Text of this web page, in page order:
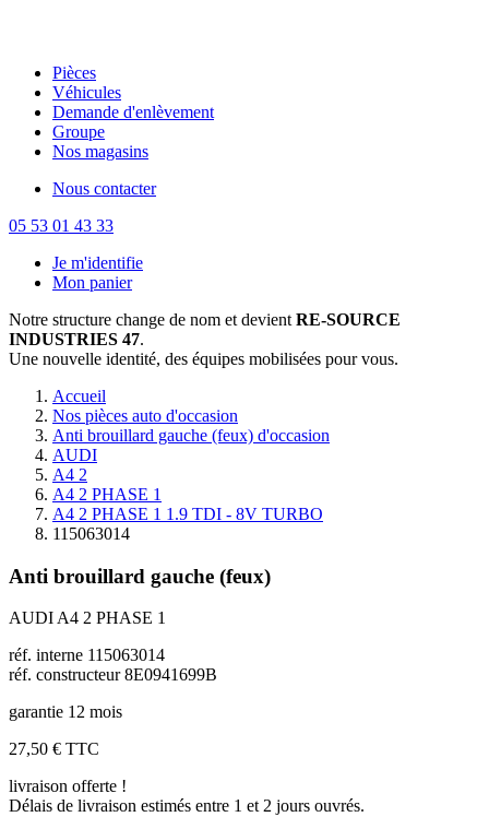
Pièces
Véhicules
Demande d'enlèvement
Groupe
Nos magasins
Nous contacter
05 53 01 43 33
Je m'identifie
Mon panier
Notre structure change de nom et devient RE-SOURCE
INDUSTRIES 47.
Une nouvelle identité, des équipes mobilisées pour vous.
Accueil
Nos pièces auto d'occasion
Anti brouillard gauche (feux) d'occasion
AUDI
A4 2
A4 2 PHASE 1
A4 2 PHASE 1 1.9 TDI - 8V TURBO
115063014
Anti brouillard gauche (feux)
AUDI A4 2 PHASE 1
réf. interne 115063014
réf. constructeur 8E0941699B
garantie 12 mois
27,50 € TTC
livraison offerte !
Délais de livraison estimés entre 1 et 2 jours ouvrés.